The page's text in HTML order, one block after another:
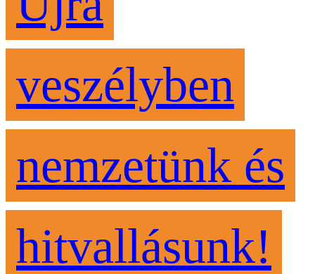
veszélyben
nemzetünk és
hitvallásunk!